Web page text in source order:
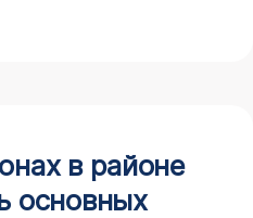
в районе
основных